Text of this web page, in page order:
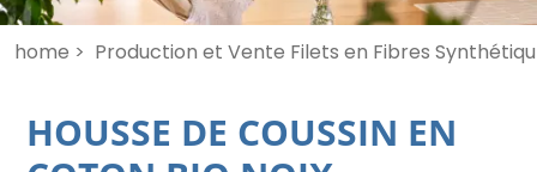
home > Production et Vente Filets en Fibres
HOUSSE DE COUSSIN EN